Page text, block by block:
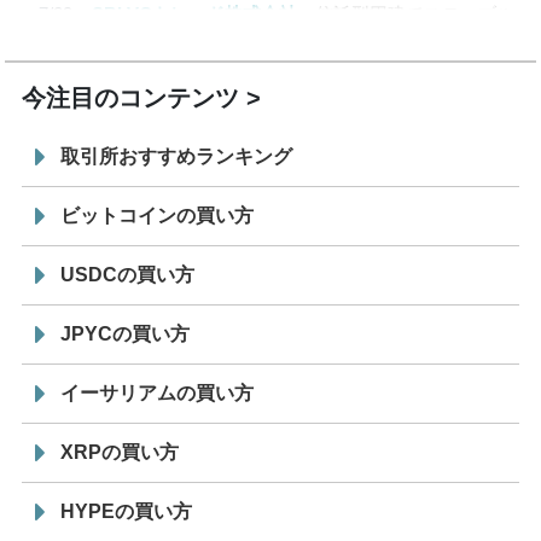
7/29
SBI VCトレード株式会社
信託型円建てステーブル
今注目のコンテンツ
取引所おすすめランキング
ビットコインの買い方
USDCの買い方
JPYCの買い方
イーサリアムの買い方
XRPの買い方
HYPEの買い方